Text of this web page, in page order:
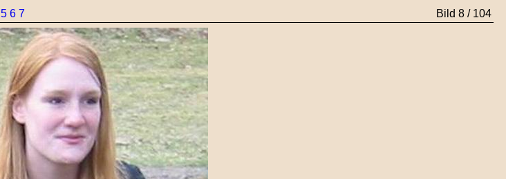
5 6 7 Bild 8 / 104